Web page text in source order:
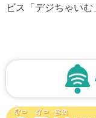
ビス「デジちゃいむ